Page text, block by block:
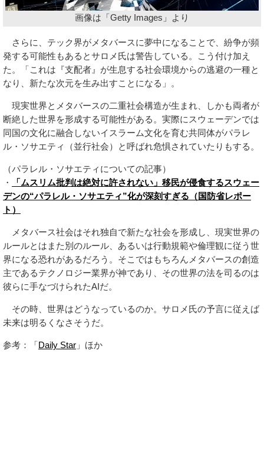
画像は「Getty Images」より
さらに、テック界がメタバースに夢中になることで、紛争が頻
発する可能性もあるとサロメ氏は警告している。こう付け加え
た。「これは『支配者』が生息する社会環境からの逃避の一種と
なり、新たな次元を生み出すことになる」。
現実世界とメタバースの二重社会構造が生まれ、しかも両者が
断絶した世界を形成する可能性がある。実際にスウェーデンでは
同国の文化に融合しないイスラーム文化を育む共同体がパラレ
ル・ソサエティ（並行社会）と呼ばれ危惧されていたりもする。
（パラレル・ソサエティについての記事）
・
「ムスリム批判は絶対に許されない」移民が侵食するスウェー
デンの“パラレル・ソサエティ”化が深刻すぎる（国防省レポー
ト）
メタバース社会はそれ独自で新たな社会を形成し、現実世界の
ルールとはまた別のルール、あるいは行動規範や倫理観に従う世
界になる恐れがあるだろう。そこではもちろんメタバースの創造
主であるテクノロジー業界が神であり、その世界の法を司るのは
彼らに手なづけられたAIだ。
その時、世界はどうなっているのか。サロメ氏の予言に従えば
未来は明るくなさそうだ。
参考：「Daily Star 」ほか